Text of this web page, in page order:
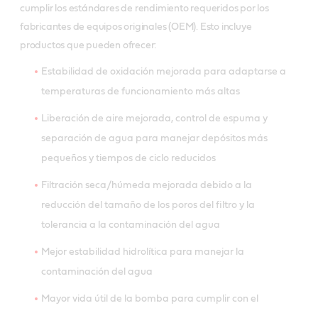
cumplir los estándares de rendimiento requeridos por los
fabricantes de equipos originales (OEM). Esto incluye
productos que pueden ofrecer:
Estabilidad de oxidación mejorada para adaptarse a
temperaturas de funcionamiento más altas
Liberación de aire mejorada, control de espuma y
separación de agua para manejar depósitos más
pequeños y tiempos de ciclo reducidos
Filtración seca/húmeda mejorada debido a la
reducción del tamaño de los poros del filtro y la
tolerancia a la contaminación del agua
Mejor estabilidad hidrolítica para manejar la
contaminación del agua
Mayor vida útil de la bomba para cumplir con el